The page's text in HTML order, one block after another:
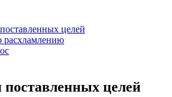
целей
расхламлению
поставленных целей